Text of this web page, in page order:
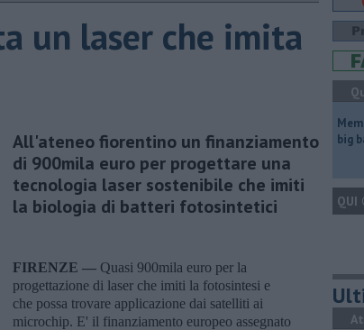
un laser che imita
All'ateneo fiorentino un finanziamento
di 900mila euro per progettare una
tecnologia laser sostenibile che imiti
la biologia di batteri fotosintetici
FIRENZE — Quasi 900mila euro per la
progettazione di laser che imiti la fotosintesi e
che possa trovare applicazione dai satelliti ai
microchip. E' il finanziamento europeo assegnato
big
QUI